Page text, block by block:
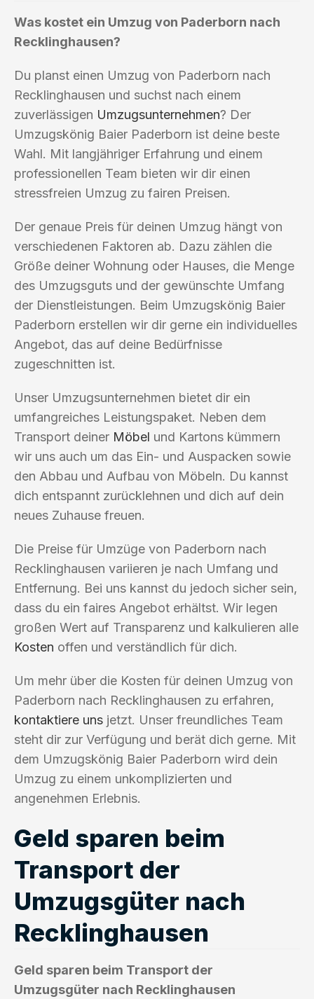
Was kostet ein Umzug von Paderborn nach
Recklinghausen?
Du planst einen Umzug von Paderborn nach
Recklinghausen und suchst nach einem
zuverlässigen Umzugsunternehmen? Der
Umzugskönig Baier Paderborn ist deine beste
Wahl. Mit langjähriger Erfahrung und einem
professionellen Team bieten wir dir einen
stressfreien Umzug zu fairen Preisen.
Der genaue Preis für deinen Umzug hängt von
verschiedenen Faktoren ab. Dazu zählen die
Größe deiner Wohnung oder Hauses, die Menge
des Umzugsguts und der gewünschte Umfang
der Dienstleistungen. Beim Umzugskönig Baier
Paderborn erstellen wir dir gerne ein individuelles
Angebot, das auf deine Bedürfnisse
zugeschnitten ist.
Unser Umzugsunternehmen bietet dir ein
umfangreiches Leistungspaket. Neben dem
Transport deiner Möbel und Kartons kümmern
wir uns auch um das Ein- und Auspacken sowie
den Abbau und Aufbau von Möbeln. Du kannst
dich entspannt zurücklehnen und dich auf dein
neues Zuhause freuen.
Die Preise für Umzüge von Paderborn nach
Recklinghausen variieren je nach Umfang und
Entfernung. Bei uns kannst du jedoch sicher sein,
dass du ein faires Angebot erhältst. Wir legen
großen Wert auf Transparenz und kalkulieren alle
Kosten offen und verständlich für dich.
Um mehr über die Kosten für deinen Umzug von
Paderborn nach Recklinghausen zu erfahren,
kontaktiere uns jetzt. Unser freundliches Team
steht dir zur Verfügung und berät dich gerne. Mit
dem Umzugskönig Baier Paderborn wird dein
Umzug zu einem unkomplizierten und
angenehmen Erlebnis.
Geld sparen beim
Transport der
Umzugsgüter nach
Recklinghausen
Geld sparen beim Transport der
Umzugsgüter nach Recklinghausen